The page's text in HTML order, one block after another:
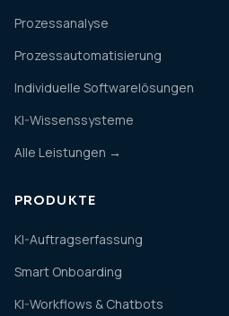
Prozessanalyse
Prozessautomatisierung
Individuelle Softwarelösungen
KI-Wissenssysteme
Alle Leistungen →
PRODUKTE
KI-Auftragserfassung
Smart Onboarding
KI-Workflows & Chatbots